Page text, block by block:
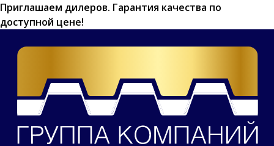
Приглашаем дилеров. Гарантия качества по
доступной цене!